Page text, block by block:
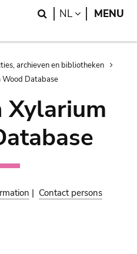
Search
NL LANGUAGE
MENU
archieven en bibliotheken
Wood Database
Xylarium
| Contact persons